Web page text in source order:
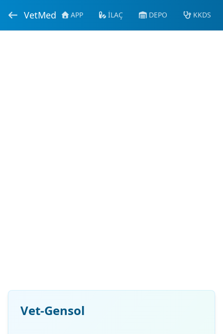
VetMed APP İLAÇ DEPO KKDS
Vet-Gensol